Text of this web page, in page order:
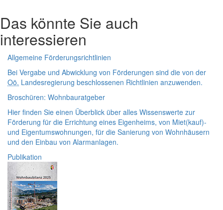
Das könnte Sie auch
interessieren
Allgemeine Förderungsrichtlinien
Bei Vergabe und Abwicklung von Förderungen sind die von der
Oö. Landesregierung beschlossenen Richtlinien anzuwenden.
Broschüren: Wohnbauratgeber
Hier finden Sie einen Überblick über alles Wissenswerte zur
Förderung für die Errichtung eines Eigenheims, von Miet(kauf)-
und Eigentumswohnungen, für die Sanierung von Wohnhäusern
und den Einbau von Alarmanlagen.
Publikation